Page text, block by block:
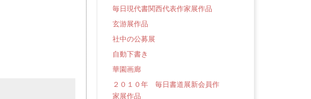
毎日現代書関西代表作家展作品
玄游展作品
社中の公募展
自動下書き
華園画廊
２０１０年 毎日書道展新会員作
家展作品